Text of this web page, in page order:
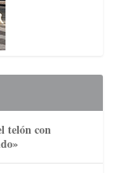
telón con